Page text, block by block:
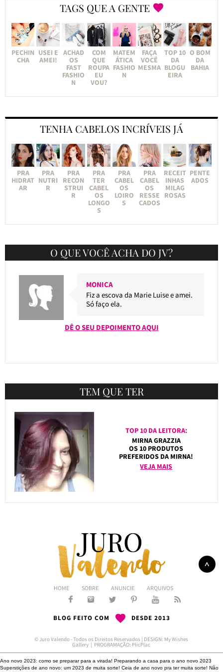
TAGS QUE A GENTE
PECHIN
CHA
USEI E
AMEI!
ACHAD
OS
FAST
FASHIO
N
COM
QUE
ROUPA
EU
VOU?
MATEM
ÁTICA
FASHIO
N
FAÇA
VOCÊ
MESMA
TOP 10
DA
BLOGU
EIRA
O BOM
DA
BAHIA
TENHA CABELOS INCRÍVEIS JÁ
PRA
HIDRAT
AR
PRA
NUTRI
R
PRA
RECON
STRUI
R
PRA
TER
CABEL
OS
LONGO
S
PRA
CABEL
OS
LOIRO
S
PRA
CABEL
OS
RESSE
CADOS
RECEIT
INHAS
MILAG
ROSAS
PENTE
ADOS
O QUE VOCÊ ACHA DO JV?
MONICA
Fiz a escova da Marie Luise e amei.
Só faço ela.
DÊ O SEU DEPOIMENTO AQUI
TEM QUE TER
TOP 10 DA LEITORA:
MIRNA GRAZZIA
OS 10 PRODUTOS
PREFERIDOS DA MIRNA!
VEJA MAIS
HOME SOBRE ANUNCIE ARQUIVOS
BLOG FEITO COM DESDE 2013
© Juro Valendo - Todos os Direitos Reservados | DESIGN: My Wishes
Gallery | PROGRAMAÇÃO: PlicPlac
Ano novo 2023: como se preparar para a virada! Preparando a casa para o ano novo 2023
Superstições de ano novo: um 2023 de muita sorte! Ceia de ano novo pra ter muita sorte! Não